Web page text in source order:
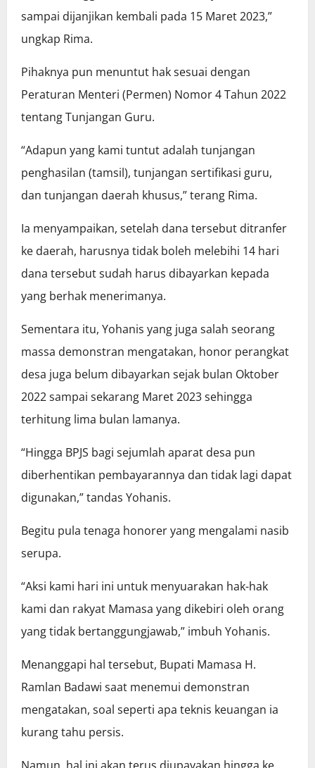
sampai dijanjikan kembali pada 15 Maret 2023,”
ungkap Rima.
Pihaknya pun menuntut hak sesuai dengan
Peraturan Menteri (Permen) Nomor 4 Tahun 2022
tentang Tunjangan Guru.
“Adapun yang kami tuntut adalah tunjangan
penghasilan (tamsil), tunjangan sertifikasi guru,
dan tunjangan daerah khusus,” terang Rima.
Ia menyampaikan, setelah dana tersebut ditranfer
ke daerah, harusnya tidak boleh melebihi 14 hari
dana tersebut sudah harus dibayarkan kepada
yang berhak menerimanya.
Sementara itu, Yohanis yang juga salah seorang
massa demonstran mengatakan, honor perangkat
desa juga belum dibayarkan sejak bulan Oktober
2022 sampai sekarang Maret 2023 sehingga
terhitung lima bulan lamanya.
“Hingga BPJS bagi sejumlah aparat desa pun
diberhentikan pembayarannya dan tidak lagi dapat
digunakan,” tandas Yohanis.
Begitu pula tenaga honorer yang mengalami nasib
serupa.
“Aksi kami hari ini untuk menyuarakan hak-hak
kami dan rakyat Mamasa yang dikebiri oleh orang
yang tidak bertanggungjawab,” imbuh Yohanis.
Menanggapi hal tersebut, Bupati Mamasa H.
Ramlan Badawi saat menemui demonstran
mengatakan, soal seperti apa teknis keuangan ia
kurang tahu persis.